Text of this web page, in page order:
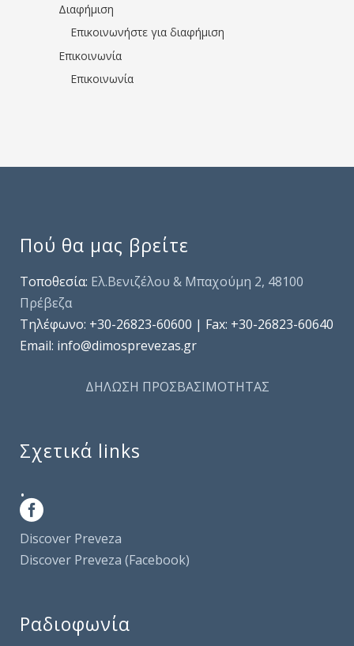
Διαφήμιση
Επικοινωνήστε για διαφήμιση
Επικοινωνία
Επικοινωνία
Πού θα μας βρείτε
Τοποθεσία: Ελ.Βενιζέλου & Μπαχούμη 2, 48100
Πρέβεζα
Τηλέφωνo: +30-26823-60600 | Fax: +30-26823-60640
Email: info@dimosprevezas.gr
ΔΗΛΩΣΗ ΠΡΟΣΒΑΣΙΜΟΤΗΤΑΣ
Σχετικά links
.
Discover Preveza
Discover Preveza (Facebook)
Ραδιοφωνία